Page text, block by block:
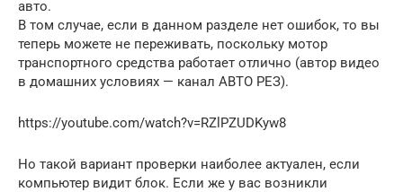
авто.
В том случае, если в данном разделе нет ошибок, то вы
теперь можете не переживать, поскольку мотор
транспортного средства работает отлично (автор видео
в домашних условиях — канал АВТО РЕЗ).
https://youtube.com/watch?v=RZlPZUDKyw8
Но такой вариант проверки наиболее актуален, если
компьютер видит блок. Если же у вас возникли